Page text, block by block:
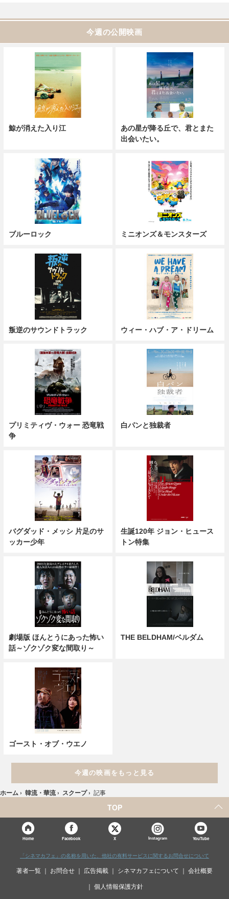
今週の公開映画
鯨が消えた入り江
あの星が降る丘で、君とまた
出会いたい。
ブルーロック ミニオンズ＆モンスターズ
叛逆のサウンドトラック ウィー・ハブ・ア・ドリーム
プリミティヴ・ウォー 恐竜戦
争
白パンと独裁者
バグダッド・メッシ 片足のサ
ッカー少年
生誕120年 ジョン・ヒュース
トン特集
劇場版 ほんとうにあった怖い
話～ゾクゾク変な間取り～
THE BELDHAM/ベルダム
ゴースト・オブ・ウエノ
今週の映画をもっと見る
ホーム › 韓流・華流 › スクープ › 記事
TOP
Home Facebook X Instagram YouTube
「シネマカフェ」の名称を用いた、他社の有料サービスに関するお問合せについて
著者一覧 お問合せ 広告掲載 シネマカフェについて 会社概要
個人情報保護方針